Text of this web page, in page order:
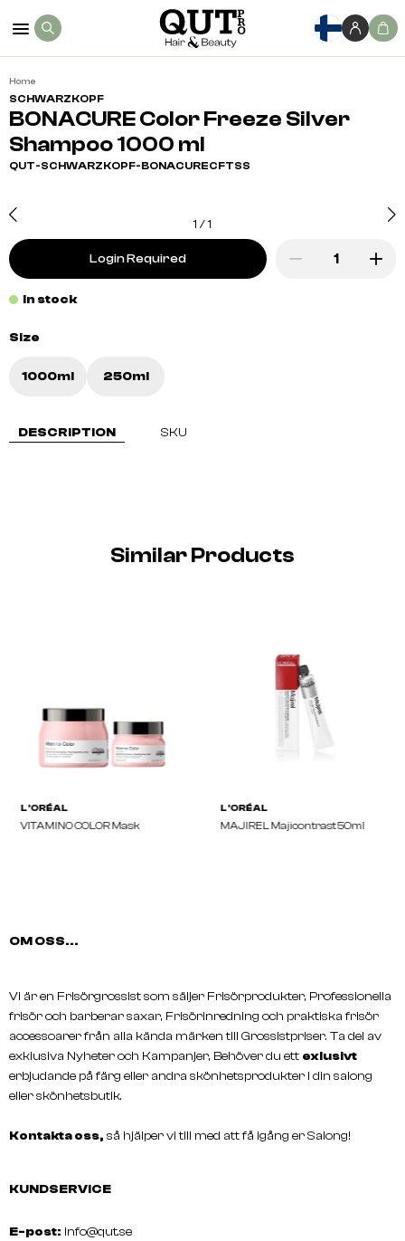
Home
SCHWARZKOPF
BONACURE Color Freeze Silver
Shampoo 1000 ml
QUT-SCHWARZKOPF-BONACURECFTSS
1 /1
Login Required
In stock
Size
1000ml 250ml
DESCRIPTION SKU
Similar Products
OM OSS...
Vi är en Frisörgrossist som säljer Frisörprodukter, Professionella
frisör och barberar saxar, Frisörinredning och praktiska frisör
accessoarer från alla kända märken till Grossistpriser. Ta del av
exklusiva Nyheter och Kampanjer, Behöver du ett exlusivt
erbjudande på färg eller andra skönhetsprodukter i din salong
eller skönhetsbutik.
Kontakta oss, så hjälper vi till med att få igång er Salong!
KUNDSERVICE
E-post: info@qut.se